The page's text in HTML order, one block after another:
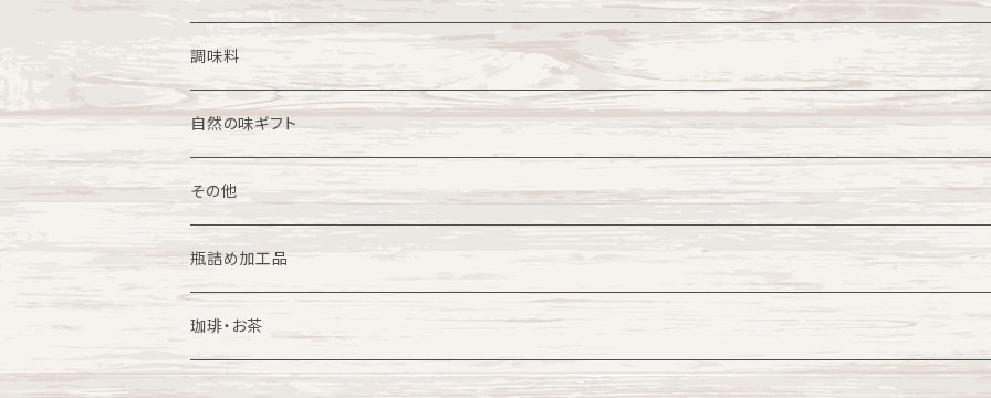
中華惣菜
餃子
小籠包
洋食惣菜
その他
農産加工品
花
ギフト
豚肉
鶏肉
畜産加工品
調味料
カレーの素
自然の味ギフト
その他
瓶詰め加工品
はちみつ
珈琲・お茶